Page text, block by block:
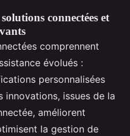
connectées et
comprennent
évolués :
personnalisées
innovations, issues de la
améliorent
la gestion de